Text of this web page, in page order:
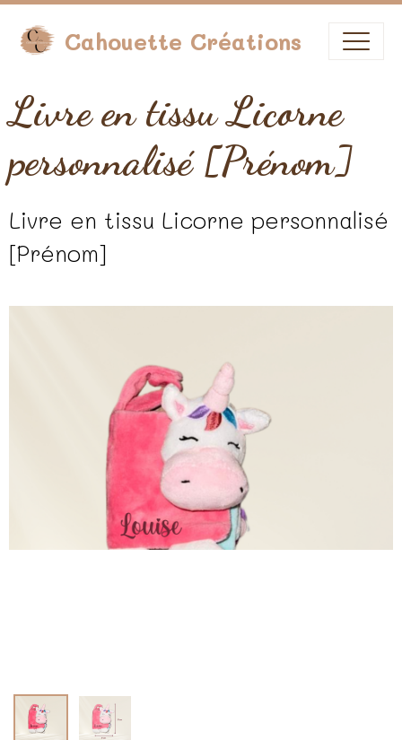
Cahouette Créations
Livre en tissu Licorne
personnalisé [Prénom]
Livre en tissu Licorne personnalisé
[Prénom]